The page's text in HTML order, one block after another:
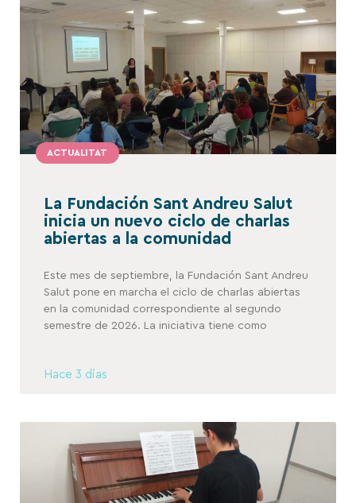
ACTUALITAT
La Fundación Sant Andreu Salut
inicia un nuevo ciclo de charlas
abiertas a la comunidad
Este mes de septiembre, la Fundación Sant Andreu
Salut pone en marcha el ciclo de charlas abiertas
en la comunidad correspondiente al segundo
semestre de 2026. La iniciativa tiene como
Hace 3 días